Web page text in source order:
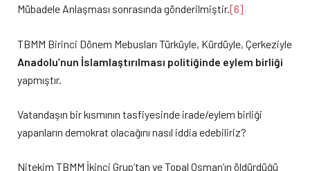
Mübadele Anlaşması sonrasında gönderilmiştir.[6]
TBMM Birinci Dönem Mebusları Türküyle, Kürdüyle, Çerkeziyle
Anadolu’nun İslamlaştırılması politiğinde eylem birliği
yapmıştır.
Vatandaşın bir kısmının tasfiyesinde irade/eylem birliği
yapanların demokrat olacağını nasıl iddia edebiliriz?
Nitekim TBMM İkinci Grup’tan ve Topal Osman’ın öldürdüğü